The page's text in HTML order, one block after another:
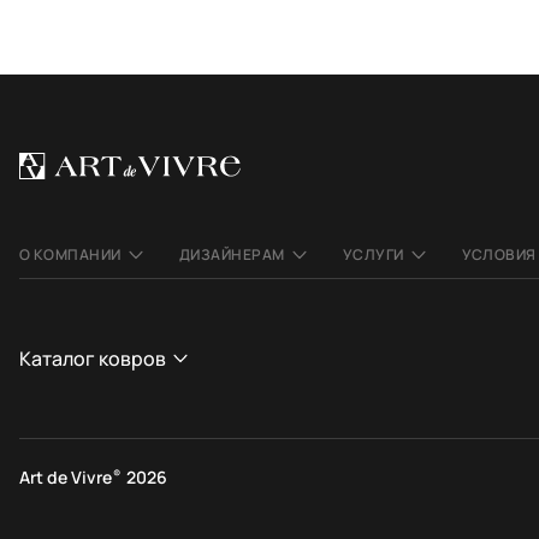
О КОМПАНИИ ДИЗАЙНЕРАМ УСЛУГИ УСЛОВИЯ
Каталог ковров
Art de Vivre® 2026